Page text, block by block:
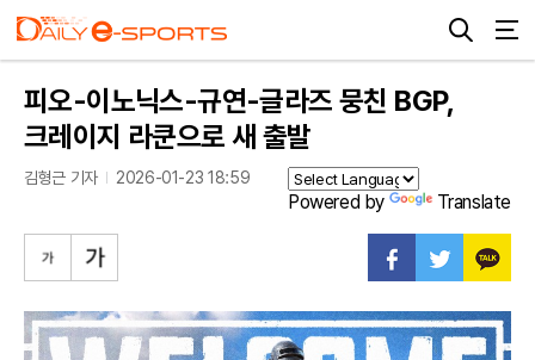
피오-이노닉스-규연-글라즈 뭉친 BGP,
크레이지 라쿤으로 새 출발
김형근 기자 2026-01-23 18:59
Powered by Translate